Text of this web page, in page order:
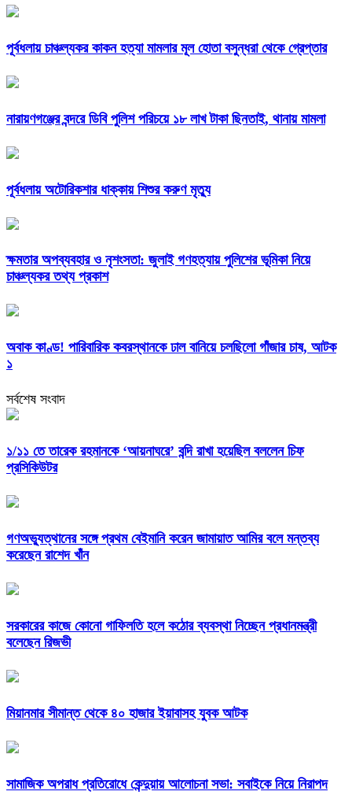
পূর্বধলায় চাঞ্চল্যকর কাকন হত্যা মামলার মূল হোতা বসুন্ধরা থেকে গ্রেপ্তার
নারায়ণগঞ্জের বন্দরে ডিবি পুলিশ পরিচয়ে ১৮ লাখ টাকা ছিনতাই, থানায় মামলা
পূর্বধলায় অটোরিকশার ধাক্কায় শিশুর করুণ মৃত্যু
ক্ষমতার অপব্যবহার ও নৃশংসতা: জুলাই গণহত্যায় পুলিশের ভূমিকা নিয়ে
চাঞ্চল্যকর তথ্য প্রকাশ
অবাক কাণ্ড! পারিবারিক কবরস্থানকে ঢাল বানিয়ে চলছিলো গাঁজার চাষ, আটক
১
সর্বশেষ সংবাদ
১/১১ তে তারেক রহমানকে ‘আয়নাঘরে’ বন্দি রাখা হয়েছিল বললেন চিফ
প্রসিকিউটর
গণঅভ্যুত্থানের সঙ্গে প্রথম বেইমানি করেন জামায়াত আমির বলে মন্তব্য
করেছেন রাশেদ খাঁন
সরকারের কাজে কোনো গাফিলতি হলে কঠোর ব্যবস্থা নিচ্ছেন প্রধানমন্ত্রী
বলেছেন রিজভী
মিয়ানমার সীমান্ত থেকে ৪০ হাজার ইয়াবাসহ যুবক আটক
সামাজিক অপরাধ প্রতিরোধে কেন্দুয়ায় আলোচনা সভা: সবাইকে নিয়ে নিরাপদ